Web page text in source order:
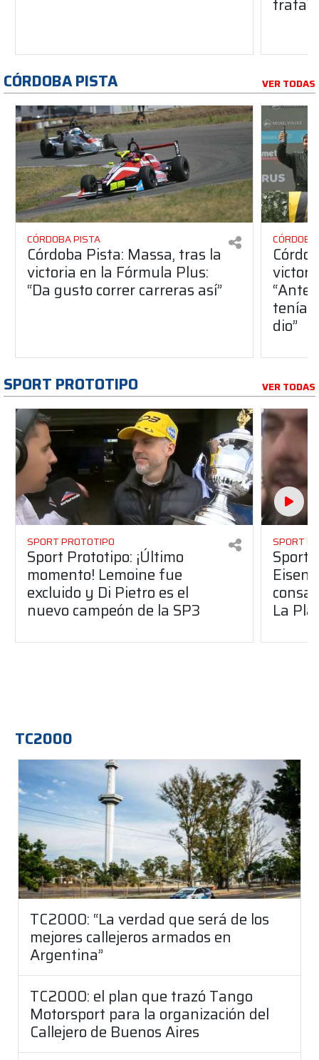
CÓRDOBA PISTA VER TODAS
CÓRDOBA PISTA
Córdoba Pista: Massa, tras la
victoria en la Fórmula Plus:
“Da gusto correr carreras así”
dio”
SPORT PROTOTIPO VER TODAS
SPORT PROTOTIPO
Sport Prototipo: ¡Último
momento! Lemoine fue
excluido y Di Pietro es el
nuevo campeón de la SP3
SPORT
Sport
La
TC2000
TC2000: “La verdad que será de los
mejores callejeros armados en
Argentina”
TC2000: el plan que trazó Tango
Motorsport para la organización del
Callejero de Buenos Aires